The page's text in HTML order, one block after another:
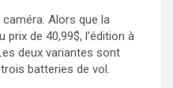
Alors que la
de 40,99$, l’édition à
deux variantes sont
batteries de vol.